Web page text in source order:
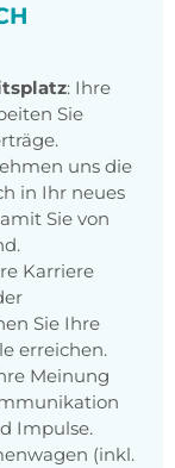
: Ihre
Sie
uns die
in Ihr neues
Sie von
Karriere
Sie Ihre
erreichen.
Meinung
Impulse.
(inkl.